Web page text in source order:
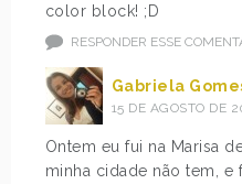
color block! ;D
RESPONDER ESSE
Gabriela
15 DE AGOSTO DE
Ontem eu fui na Marisa
minha cidade não tem, e